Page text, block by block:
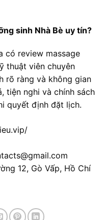
sinh Nhà Bè uy tín?
có review massage
thuật viên chuyên
rõ ràng và không gian
tiện nghi và chính sách
quyết định đặt lịch.
12, Gò Vấp, Hồ Chí